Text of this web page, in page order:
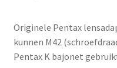
Originele Pentax
kunnen M42
Pentax K bajonet